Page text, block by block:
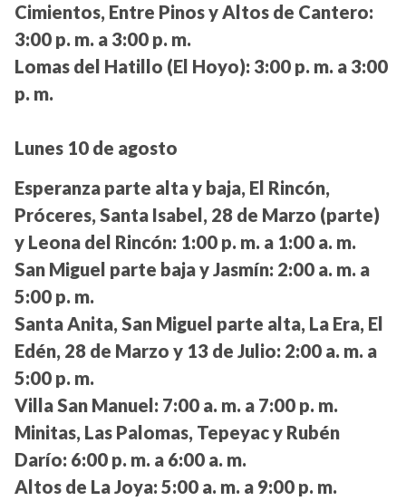
Cimientos, Entre Pinos y Altos de Cantero:
3:00 p. m. a 3:00 p. m.
Lomas del Hatillo (El Hoyo): 3:00 p. m. a 3:00
p. m.
Lunes 10 de agosto
Esperanza parte alta y baja, El Rincón,
Próceres, Santa Isabel, 28 de Marzo (parte)
y Leona del Rincón: 1:00 p. m. a 1:00 a. m.
San Miguel parte baja y Jasmín: 2:00 a. m. a
5:00 p. m.
Santa Anita, San Miguel parte alta, La Era, El
Edén, 28 de Marzo y 13 de Julio: 2:00 a. m. a
5:00 p. m.
Villa San Manuel: 7:00 a. m. a 7:00 p. m.
Minitas, Las Palomas, Tepeyac y Rubén
Darío: 6:00 p. m. a 6:00 a. m.
Altos de La Joya: 5:00 a. m. a 9:00 p. m.